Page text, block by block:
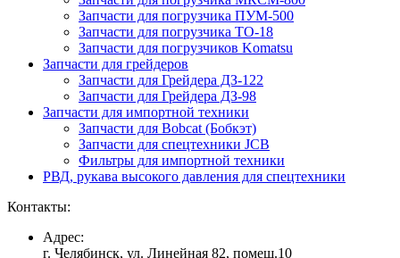
Запчасти для погрузчика ПУМ-500
Запчасти для погрузчика ТО-18
Запчасти для погрузчиков Komatsu
Запчасти для грейдеров
Запчасти для Грейдера ДЗ-122
Запчасти для Грейдера ДЗ-98
Запчасти для импортной техники
Запчасти для Bobcat (Бобкэт)
Запчасти для спецтехники JCB
Фильтры для импортной техники
РВД, рукава высокого давления для спецтехники
Контакты:
Адрес:
г. Челябинск, ул. Линейная 82, помещ.10